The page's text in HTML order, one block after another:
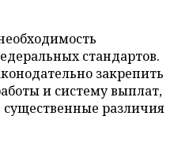
стандартов.
закрепить
и систему выплат,
различия